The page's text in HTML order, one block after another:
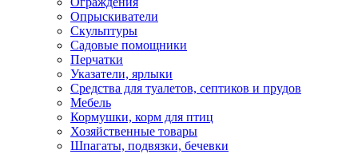
Опрыскиватели
Скульптуры
Садовые помощники
Перчатки
Указатели, ярлыки
Средства для туалетов, септиков и прудов
Мебель
Кормушки, корм для птиц
Хозяйственные товары
Шпагаты, подвязки, бечевки